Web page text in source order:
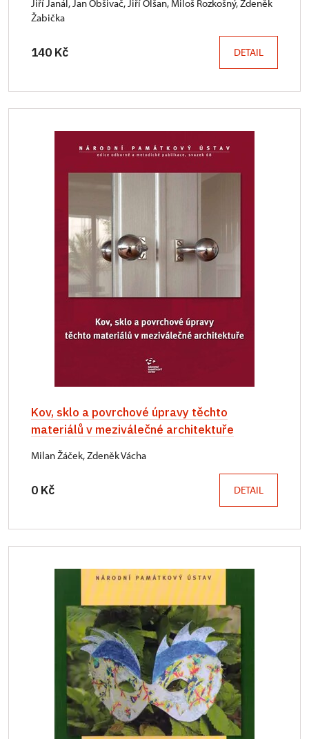
Jiří Janál, Jan Obšivač, Jiří Olšan, Miloš Rozkošný, Zdeněk
Žabička
140 Kč DETAIL
Kov, sklo a povrchové úpravy těchto
materiálů v meziválečné architektuře
Milan Žáček, Zdeněk Vácha
0 Kč DETAIL